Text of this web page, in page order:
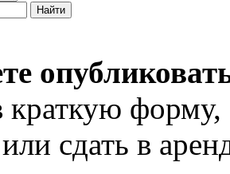
краткую
сдать в